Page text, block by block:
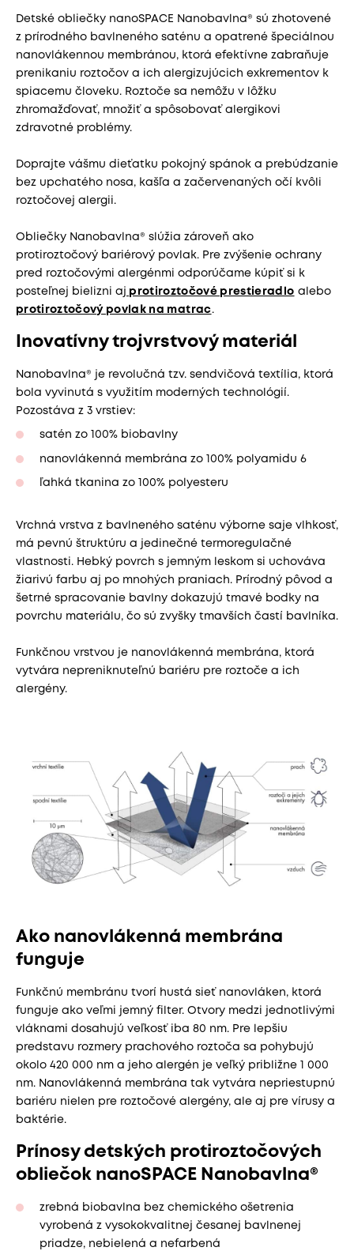
Detské obliečky nanoSPACE Nanobavlna® sú zhotovené
z prírodného bavlneného saténu a opatrené špeciálnou
nanovlákennou membránou, ktorá efektívne zabraňuje
prenikaniu roztočov a ich alergizujúcich exkrementov k
spiacemu človeku. Roztoče sa nemôžu v lôžku
zhromažďovať, množiť a spôsobovať alergikovi
zdravotné problémy.
Doprajte vášmu dieťatku pokojný spánok a prebúdzanie
bez upchatého nosa, kašľa a začervenaných očí kvôli
roztočovej alergii.
Obliečky Nanobavlna® slúžia zároveň ako
protiroztočový bariérový povlak. Pre zvýšenie ochrany
pred roztočovými alergénmi odporúčame kúpiť si k
posteľnej bielizni aj protiroztočové prestieradlo alebo
protiroztočový povlak na matrac.
Inovatívny trojvrstvový materiál
Nanobavlna® je revolučná tzv. sendvičová textília, ktorá
bola vyvinutá s využitím moderných technológií.
Pozostáva z 3 vrstiev:
satén zo 100% biobavlny
nanovlákenná membrána zo 100% polyamidu 6
ľahká tkanina zo 100% polyesteru
Vrchná vrstva z bavlneného saténu výborne saje vlhkosť,
má pevnú štruktúru a jedinečné termoregulačné
vlastnosti. Hebký povrch s jemným leskom si uchováva
žiarivú farbu aj po mnohých praniach. Prírodný pôvod a
šetrné spracovanie bavlny dokazujú tmavé bodky na
povrchu materiálu, čo sú zvyšky tmavších častí bavlníka.
Funkčnou vrstvou je nanovlákenná membrána, ktorá
vytvára nepreniknuteľnú bariéru pre roztoče a ich
alergény.
Ako nanovlákenná membrána
funguje
Funkčnú membránu tvorí hustá sieť nanovláken, ktorá
funguje ako veľmi jemný filter. Otvory medzi jednotlivými
vláknami dosahujú veľkosť iba 80 nm. Pre lepšiu
predstavu rozmery prachového roztoča sa pohybujú
okolo 420 000 nm a jeho alergén je veľký približne 1 000
nm. Nanovlákenná membrána tak vytvára nepriestupnú
bariéru nielen pre roztočové alergény, ale aj pre vírusy a
baktérie.
Prínosy detských protiroztočových
obliečok nanoSPACE Nanobavlna®
zrebná biobavlna bez chemického ošetrenia
vyrobená z vysokokvalitnej česanej bavlnenej
priadze, nebielená a nefarbená